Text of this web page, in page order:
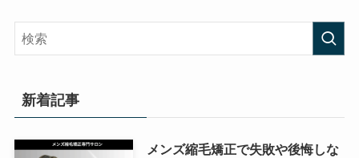
新着記事
メンズ縮毛矯正で失敗や後悔しな